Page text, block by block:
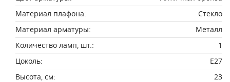
Материал плафона:
Стекло
Материал арматуры:
Металл
Количество ламп, шт.:
1
Цоколь:
E27
Высота, см:
23